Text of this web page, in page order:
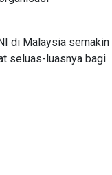
di Malaysia semakin
seluas-luasnya bagi